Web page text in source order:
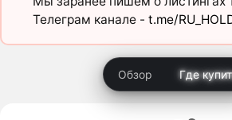
Телеграм канале - t.me/
Обзор Где